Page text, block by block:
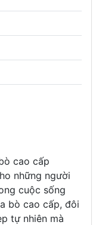
cao cấp
những người
cuộc sống
bò cao cấp, đôi
tự nhiên mà